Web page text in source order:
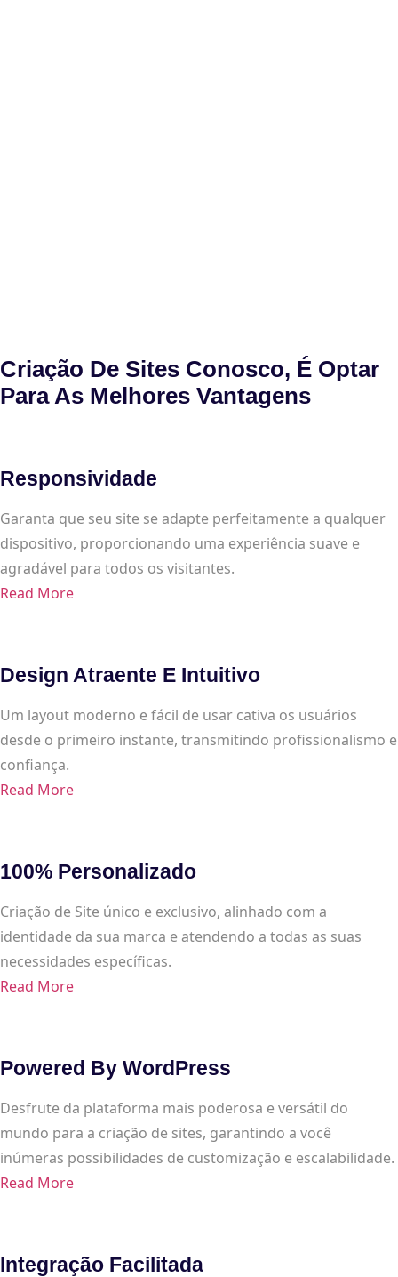
Criação De Sites Conosco, É Optar
Para As Melhores Vantagens
Responsividade
Garanta que seu site se adapte perfeitamente a qualquer
dispositivo, proporcionando uma experiência suave e
agradável para todos os visitantes.
Read More
Design Atraente E Intuitivo
Um layout moderno e fácil de usar cativa os usuários
desde o primeiro instante, transmitindo profissionalismo e
confiança.
Read More
100% Personalizado
Criação de Site único e exclusivo, alinhado com a
identidade da sua marca e atendendo a todas as suas
necessidades específicas.
Read More
Powered By WordPress
Desfrute da plataforma mais poderosa e versátil do
mundo para a criação de sites, garantindo a você
inúmeras possibilidades de customização e escalabilidade.
Read More
Integração Facilitada